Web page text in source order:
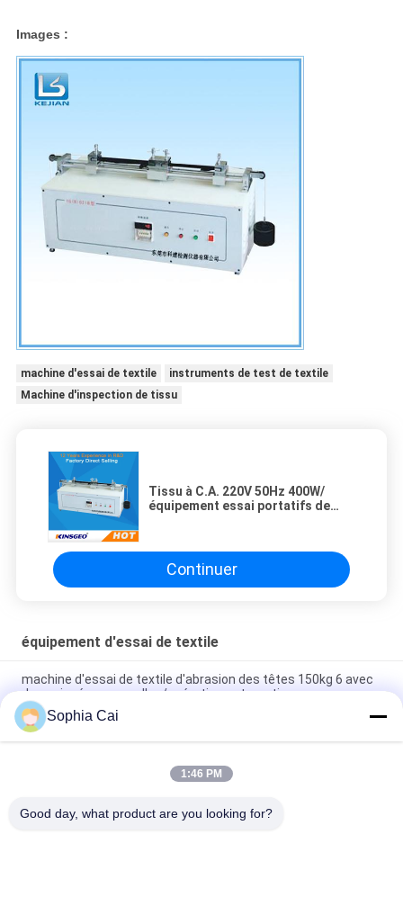
Images :
machine d'essai de textile
instruments de test de textile
Machine d'inspection de tissu
Tissu à C.A. 220V 50Hz 400W/
équipement essai portatifs de
Continuer
équipement d'essai de textile
machine d'essai de textile d'abrasion des têtes 150kg 6 avec
des poignées manuelles/opération automatique
1 - 4000 équipement d'essai de textile de la PA AC220V 50Hz
2kW pour l'essai de tissu de résistance à la traction
Tissu à C.A. 220V 50Hz 400W/équipement essai portatifs de
Sophia Cai
1:46 PM
Good day, what product are you looking for?